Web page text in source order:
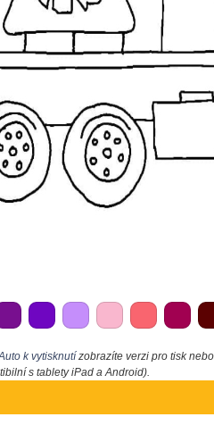
k vytisknutízobrazíte verzi pro tisk nebo
s tablety iPad a Android).